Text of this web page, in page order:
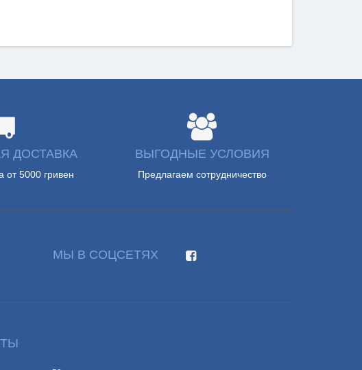
ДОСТАВКА
от 5000 гривен
ВЫГОДНЫЕ УСЛОВИЯ
Предлагаем сотрудничество
МЫ В СОЦСЕТЯХ